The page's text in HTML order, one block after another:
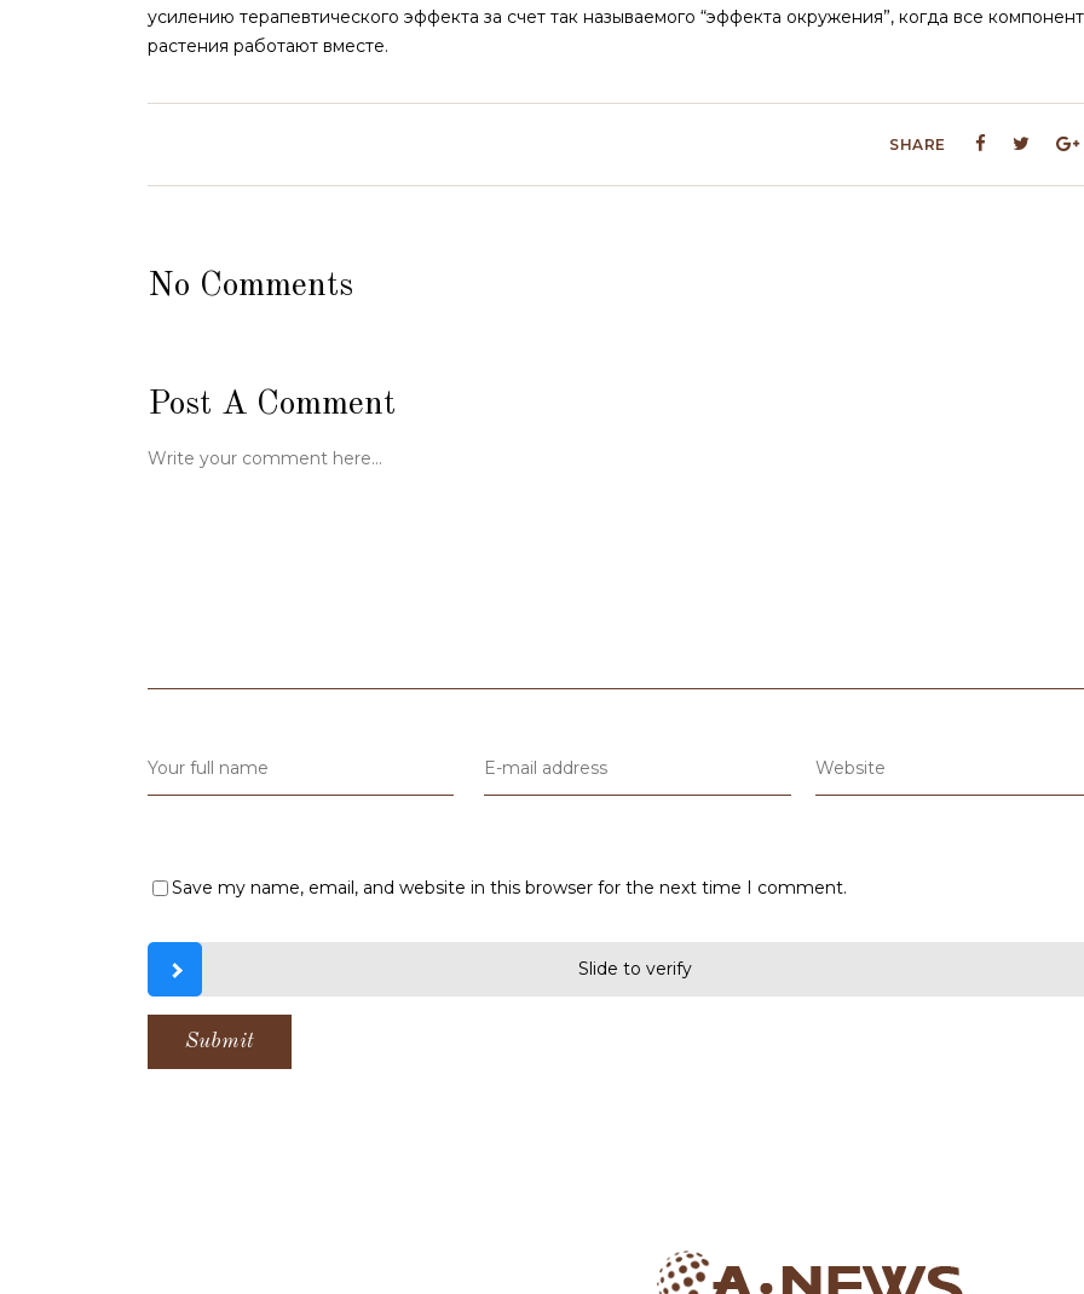
усилению терапевтического эффекта за счет так называемого “эффекта окружения”, когда все
растения работают вместе.
SHARE
No Comments
Post A Comment
Save my name, email, and website in this browser for the next time I comment.
Slide to verify